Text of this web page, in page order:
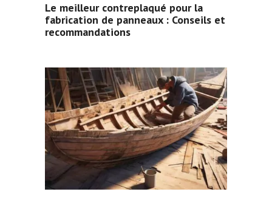
Le meilleur contreplaqué pour la
fabrication de panneaux : Conseils et
recommandations